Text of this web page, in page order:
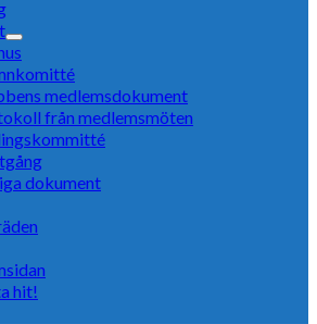
medlemsdokument
från medlemsmöten
dokument
hit!